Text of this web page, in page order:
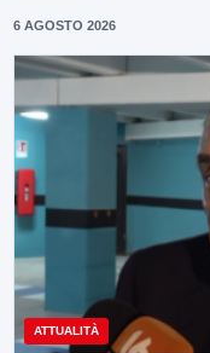
6 AGOSTO 2026
ATTUALITÀ